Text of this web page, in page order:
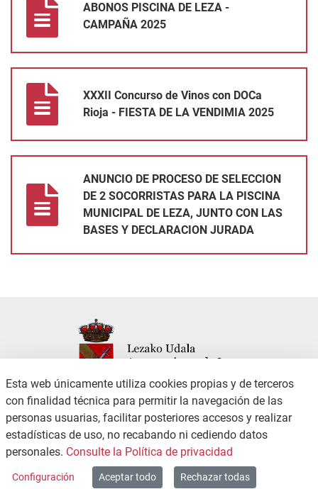
ABONOS PISCINA DE LEZA -
CAMPAÑA 2025
XXXII Concurso de Vinos con DOCa
Rioja - FIESTA DE LA VENDIMIA 2025
ANUNCIO DE PROCESO DE SELECCION
DE 2 SOCORRISTAS PARA LA PISCINA
MUNICIPAL DE LEZA, JUNTO CON LAS
BASES Y DECLARACION JURADA
CONTACTO
POLÍTICA DE PRIVACIDAD
CANAL DE DENUNCIAS
ACCESIBILIDAD
Esta web únicamente utiliza cookies propias y de terceros
con finalidad técnica para permitir la navegación de las
personas usuarias, facilitar posteriores accesos y realizar
estadísticas de uso, no recabando ni cediendo datos
personales. Consulte la Política de privacidad
Configuración Aceptar todo Rechazar todas